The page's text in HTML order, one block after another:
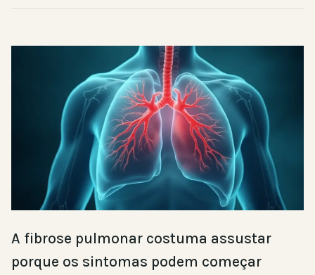
A fibrose pulmonar costuma assustar
porque os sintomas podem começar